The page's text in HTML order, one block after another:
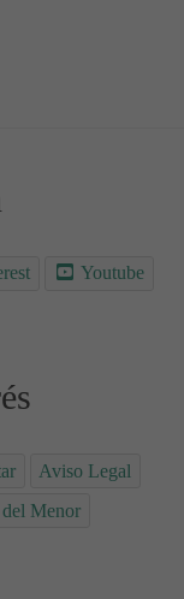
& Georgina &
el Sol, de
Youtube
Aviso Legal
Menor